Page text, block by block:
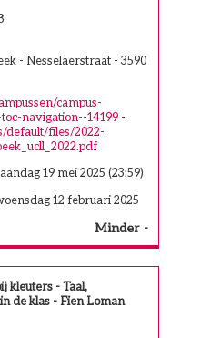
Minder
- Nesselaerstraat - 3590
campus-
navigation--14199-
default/files/2022-
19 mei 2025 (23:59)
12 februari 2025
kleuters - Taal,
de klas - Fien Loman